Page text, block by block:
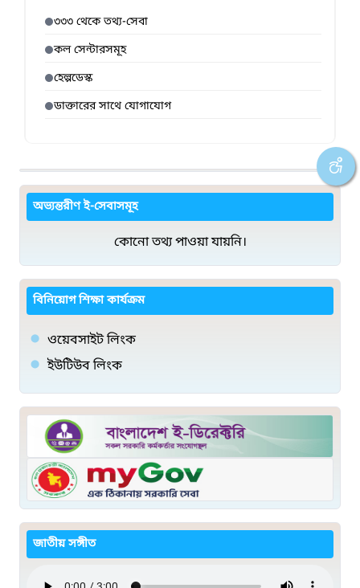
৩৩৩ থেকে তথ্য-সেবা
কল সেন্টারসমূহ
হেল্পডেস্ক
ডাক্তারের সাথে যোগাযোগ
অভ্যন্তরীণ ই-সেবাসমূহ
কোনো তথ্য পাওয়া যায়নি।
বিনিয়োগ শিক্ষা কার্যক্রম
ওয়েবসাইট লিংক
ইউটিউব লিংক
জাতীয় সঙ্গীত